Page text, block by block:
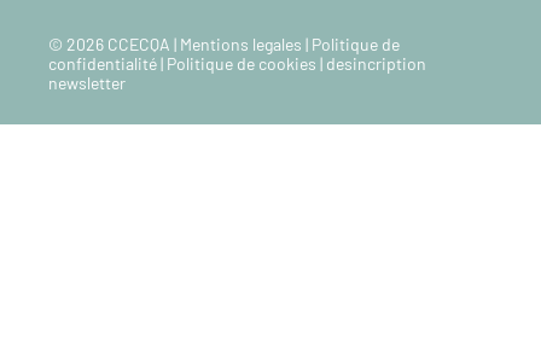
© 2026 CCECQA | Mentions legales | Politique de
confidentialité| Politique de cookies | desincription
newsletter